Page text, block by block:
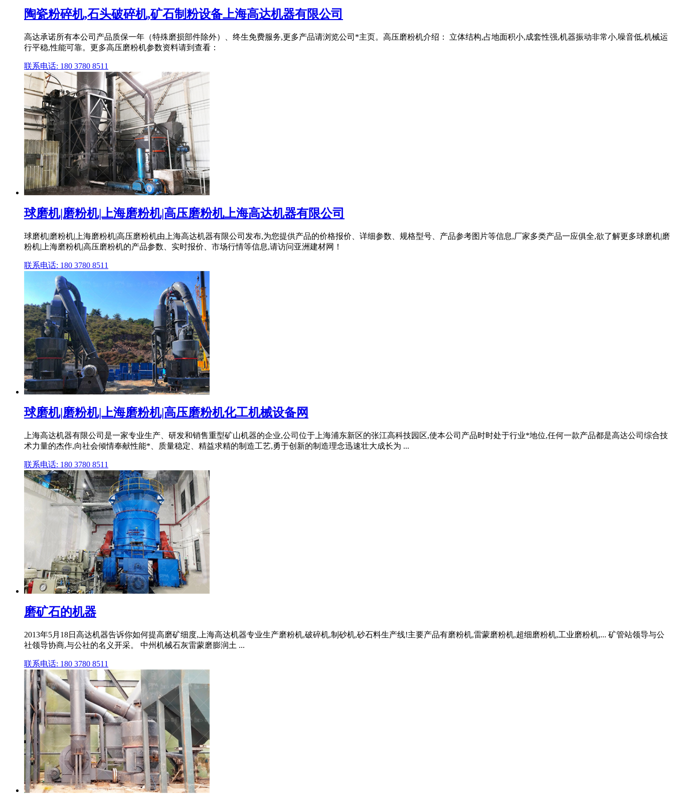
陶瓷粉碎机,石头破碎机,矿石制粉设备上海高达机器有限公司
高达承诺所有本公司产品质保一年（特殊磨损部件除外）、终生免费服务,更多产品请浏览公司*主页。高压磨粉机介绍： 立体结构,占地面积小,成套性强,机器振动非常小,噪音低,机械运
行平稳,性能可靠。更多高压磨粉机参数资料请到查看：
联系电话: 180 3780 8511
球磨机|磨粉机|上海磨粉机|高压磨粉机上海高达机器有限公司
球磨机|磨粉机|上海磨粉机|高压磨粉机由上海高达机器有限公司发布,为您提供产品的价格报价、详细参数、规格型号、产品参考图片等信息,厂家多类产品一应俱全,欲了解更多球磨机|磨
粉机|上海磨粉机|高压磨粉机的产品参数、实时报价、市场行情等信息,请访问亚洲建材网！
联系电话: 180 3780 8511
球磨机|磨粉机|上海磨粉机|高压磨粉机化工机械设备网
上海高达机器有限公司是一家专业生产、研发和销售重型矿山机器的企业,公司位于上海浦东新区的张江高科技园区,使本公司产品时时处于行业*地位,任何一款产品都是高达公司综合技
术力量的杰作,向社会倾情奉献性能*、质量稳定、精益求精的制造工艺,勇于创新的制造理念迅速壮大成长为 ...
联系电话: 180 3780 8511
磨矿石的机器
2013年5月18日高达机器告诉你如何提高磨矿细度,上海高达机器专业生产磨粉机,破碎机,制砂机,砂石料生产线!主要产品有磨粉机,雷蒙磨粉机,超细磨粉机,工业磨粉机,... 矿管站领导与公
社领导协商,与公社的名义开采。 中州机械石灰雷蒙磨膨润土 ...
联系电话: 180 3780 8511